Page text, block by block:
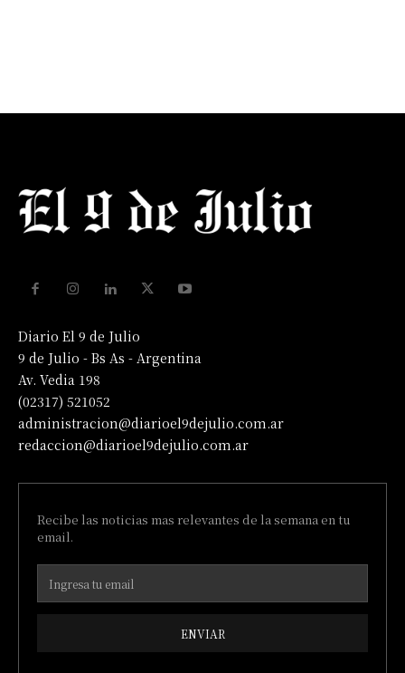
Diario El 9 de Julio
9 de Julio - Bs As - Argentina
Av. Vedia 198
(02317) 521052
administracion@diarioel9dejulio.com.ar
redaccion@diarioel9dejulio.com.ar
Recibe las noticias mas relevantes de la semana en tu
email.
ENVIAR